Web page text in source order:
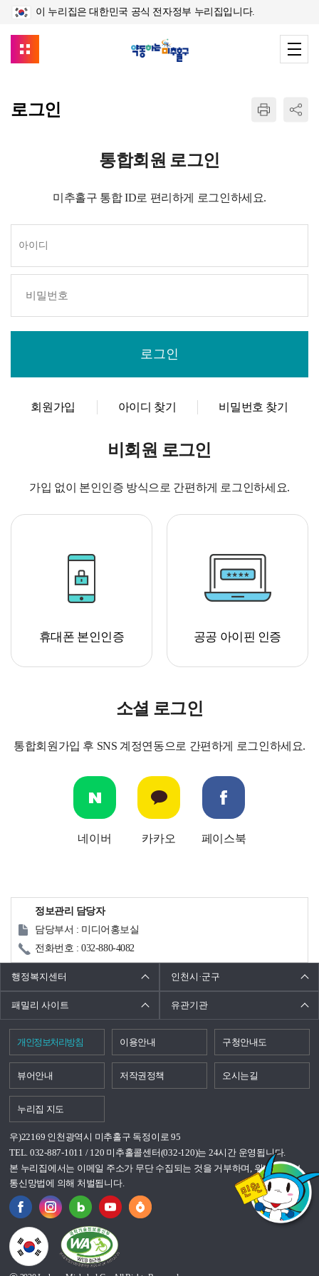
이 누리집은 대한민국 공식 전자정부 누리집입니다.
로그인
통합회원 로그인
미추홀구 통합 ID로 편리하게 로그인하세요.
회원가입 아이디 찾기 비밀번호 찾기
비회원 로그인
가입 없이 본인인증 방식으로 간편하게 로그인하세요.
휴대폰 본인인증 공공 아이핀 인증
소셜 로그인
통합회원가입 후 SNS 계정연동으로 간편하게 로그인하세요.
네이버 카카오 페이스북
정보관리 담당자
담당부서 : 미디어홍보실
전화번호 : 032-880-4082
행정복지센터 인천시·군구
패밀리 사이트 유관기관
개인정보처리방침 이용안내 구청안내도
뷰어안내 저작권정책 오시는길
누리집 지도
우)22169 인천광역시 미추홀구 독정이로 95
TEL. 032-887-1011 / 120 미추홀콜센터(032-120)는 24시간 운영됩니다.
본 누리집에서는 이메일 주소가 무단 수집되는 것을 거부하며, 위반시 정보
통신망법에 의해 처벌됩니다.
국가상징이란?